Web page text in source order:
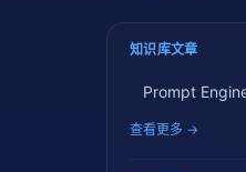
知识库文章
Prompt
查看更多 →